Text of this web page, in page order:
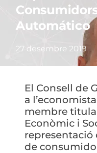
Automático
27 desembre 2019
El Consell de
a
membre
Econòmic i
representació
de